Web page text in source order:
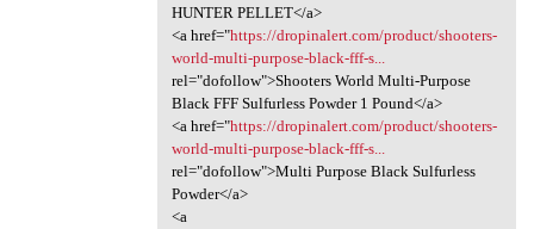
HUNTER PELLET</a>
<a href="https://dropinalert.com/product/shooters-
world-multi-purpose-black-fff-s...
rel="dofollow">Shooters World Multi-Purpose
Black FFF Sulfurless Powder 1 Pound</a>
<a href="https://dropinalert.com/product/shooters-
world-multi-purpose-black-fff-s...
rel="dofollow">Multi Purpose Black Sulfurless
Powder</a>
<a